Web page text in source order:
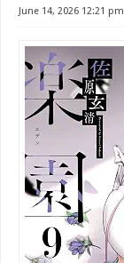
June 14, 2026 12:21 pm